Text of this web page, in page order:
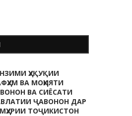
ҲУҚУҚИИ
ВА МОҲИЯТИ
ВА СИЁСАТИ
ҶАВОНОН ДАР
ТОҶИКИСТОН